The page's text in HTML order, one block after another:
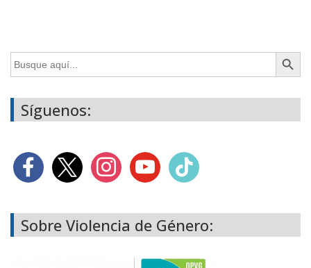
Buscar: Botón de
Síguenos:
Sobre Violencia de Género: